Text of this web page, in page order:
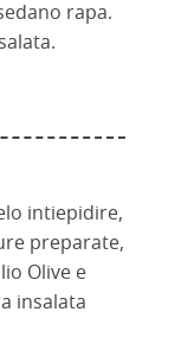
rapa.
intiepidire,
preparate,
Olive e
insalata